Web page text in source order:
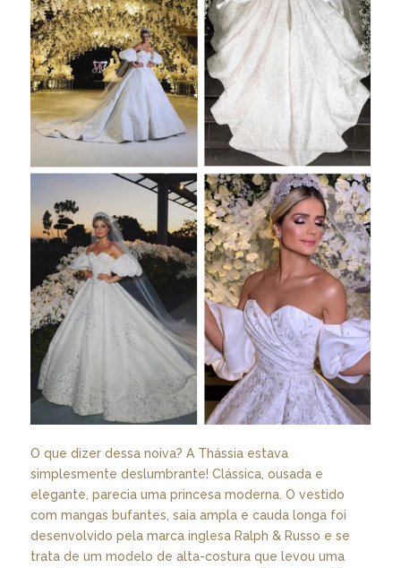
O que dizer dessa noiva? A Thássia estava
simplesmente deslumbrante! Clássica, ousada e
elegante, parecia uma princesa moderna. O vestido
com mangas bufantes, saia ampla e cauda longa foi
desenvolvido pela marca inglesa Ralph & Russo e se
trata de um modelo de alta-costura que levou uma